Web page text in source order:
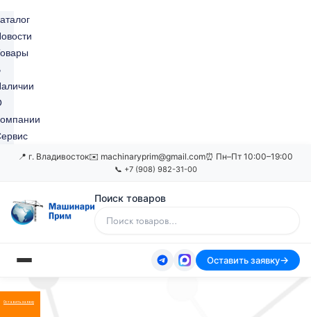
📍 г. Владивосток✉️ machinaryprim@gmail.com⏰ Пн–Пт 10:00–19:00
📞 +7 (908) 982-31-00
Поиск товаров
Оставить заявку
Оставить заявку